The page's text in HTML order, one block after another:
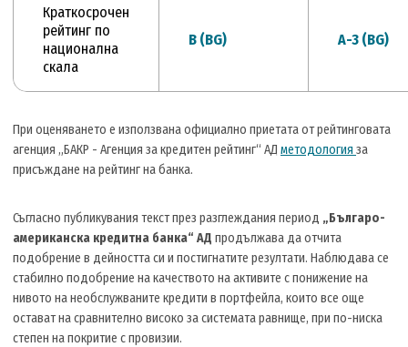
Краткосрочен
рейтинг по
национална
скала
В (BG) A-3 (BG)
При оценяването е използвана официално приетата от рейтинговата
агенция „БАКР - Агенция за кредитен рейтинг“ АД методология за
присъждане на рейтинг на банка.
Съгласно публикувания текст през разглеждания период „Българо-
американска кредитна банка“ АД продължава да отчита
подобрение в дейността си и постигнатите резултати. Наблюдава се
стабилно подобрение на качеството на активите с понижение на
нивото на необслужваните кредити в портфейла, които все още
остават на сравнително високо за системата равнище, при по-ниска
степен на покритие с провизии.